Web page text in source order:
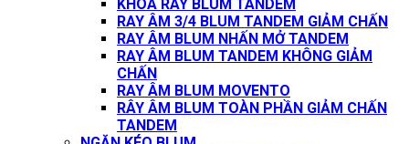
KHÓA RAY BLUM TANDEM
RAY ÂM 3/4 BLUM TANDEM GIẢM CHẤN
RAY ÂM BLUM NHẤN MỞ TANDEM
RAY ÂM BLUM TANDEM KHÔNG GIẢM
CHẤN
RAY ÂM BLUM MOVENTO
RÂY ÂM BLUM TOÀN PHẦN GIẢM CHẤN
TANDEM